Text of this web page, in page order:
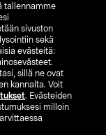
tallennamme
sivuston
sekä
evästeitä:
sillä ne ovat
kannalta. Voit
. Evästeiden
milloin